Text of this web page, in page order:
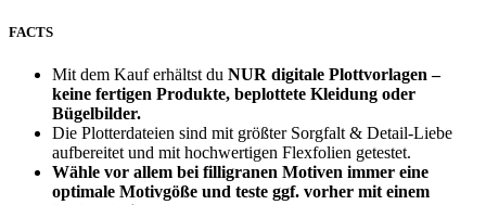
FACTS
Mit dem Kauf erhältst du NUR digitale Plottvorlagen –
keine fertigen Produkte, beplottete Kleidung oder
Bügelbilder.
Die Plotterdateien sind mit größter Sorgfalt & Detail-Liebe
aufbereitet und mit hochwertigen Flexfolien getestet.
Wähle vor allem bei filligranen Motiven immer eine
optimale Motivgöße und teste ggf. vorher mit einem